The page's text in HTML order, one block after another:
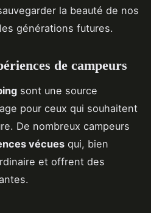
la beauté de nos
générations futures.
de campeurs
sont une source
pour ceux qui souhaitent
De nombreux campeurs
vécues qui, bien
et offrent des